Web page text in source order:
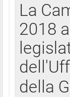
La
2018
della